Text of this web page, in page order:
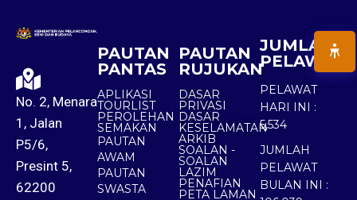
No. 2, Menara
1, Jalan
P5/6,
Presint 5,
62200
PAUTAN
PANTAS
APLIKASI
TOURLIST
PEROLEHAN
SEMAKAN
PAUTAN
AWAM
PAUTAN
SWASTA
PAUTAN
RUJUKAN
DASAR
PRIVASI
DASAR
KESELAMATAN
ARKIB
SOALAN -
SOALAN
LAZIM
PENAFIAN
PETA LAMAN
JUMLAH
PELAWAT
PELAWAT
HARI INI :
5,534
JUMLAH
PELAWAT
BULAN INI :